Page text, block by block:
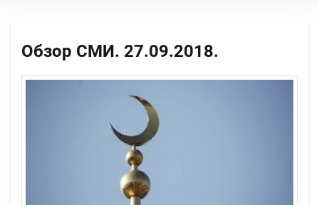
Обзор СМИ. 27.09.2018.